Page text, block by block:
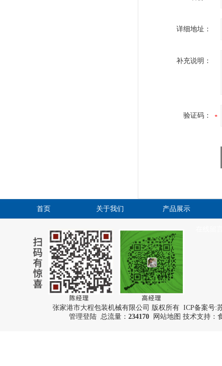
详细地址：
补充说明：
验证码：
首页 关于我们 产品展示
张家港市大程包装机械有限公司 版权所有 ICP备案号:
管理登陆总流量： 234170 网站地图 技术支持：